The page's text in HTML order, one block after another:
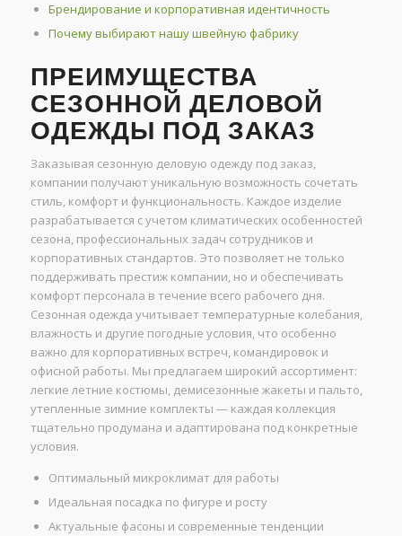
Брендирование и корпоративная идентичность
Почему выбирают нашу швейную фабрику
ПРЕИМУЩЕСТВА
СЕЗОННОЙ ДЕЛОВОЙ
ОДЕЖДЫ ПОД ЗАКАЗ
Заказывая сезонную деловую одежду под заказ,
компании получают уникальную возможность сочетать
стиль, комфорт и функциональность. Каждое изделие
разрабатывается с учетом климатических особенностей
сезона, профессиональных задач сотрудников и
корпоративных стандартов. Это позволяет не только
поддерживать престиж компании, но и обеспечивать
комфорт персонала в течение всего рабочего дня.
Сезонная одежда учитывает температурные колебания,
влажность и другие погодные условия, что особенно
важно для корпоративных встреч, командировок и
офисной работы. Мы предлагаем широкий ассортимент:
легкие летние костюмы, демисезонные жакеты и пальто,
утепленные зимние комплекты — каждая коллекция
тщательно продумана и адаптирована под конкретные
условия.
Оптимальный микроклимат для работы
Идеальная посадка по фигуре и росту
Актуальные фасоны и современные тенденции